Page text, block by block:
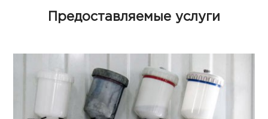
Предоставляемые услуги